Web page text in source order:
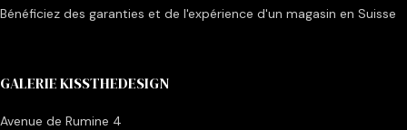
Bénéficiez des garanties et de l'expérience d'un magasin en Suisse
GALERIE KISSTHEDESIGN
Avenue de Rumine 4